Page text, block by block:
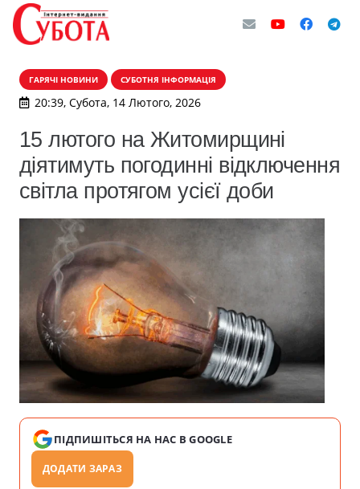
ГАРЯЧІ НОВИНИ СУБОТНЯ ІНФОРМАЦІЯ
20:39, Субота, 14 Лютого, 2026
15 лютого на Житомирщині
діятимуть погодинні відключення
світла протягом усієї доби
ПІДПИШІТЬСЯ НА НАС В GOOGLE
ДОДАТИ ЗАРАЗ